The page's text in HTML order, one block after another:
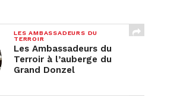
LES AMBASSADEURS DU
TERROIR
Les Ambassadeurs du
Terroir à l’auberge du
Grand Donzel